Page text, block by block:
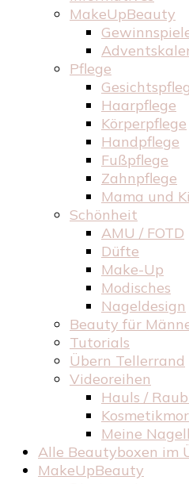
MakeUpBeauty
Pflege
Haarpflege
Körperpflege
Handpflege
Fußpflege
Zahnpflege
Mama und
Schönheit
AMU / FOTD
Düfte
Make-Up
Modisches
Nageldesign
Beauty für
Tutorials
Übern Tellerrand
Videoreihen
Hauls /
Meine
Alle Beautyboxen im
MakeUpBeauty